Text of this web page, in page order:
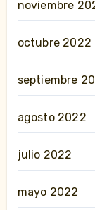
noviembre
octubre 2022
septiembre
agosto 2022
julio 2022
mayo 2022